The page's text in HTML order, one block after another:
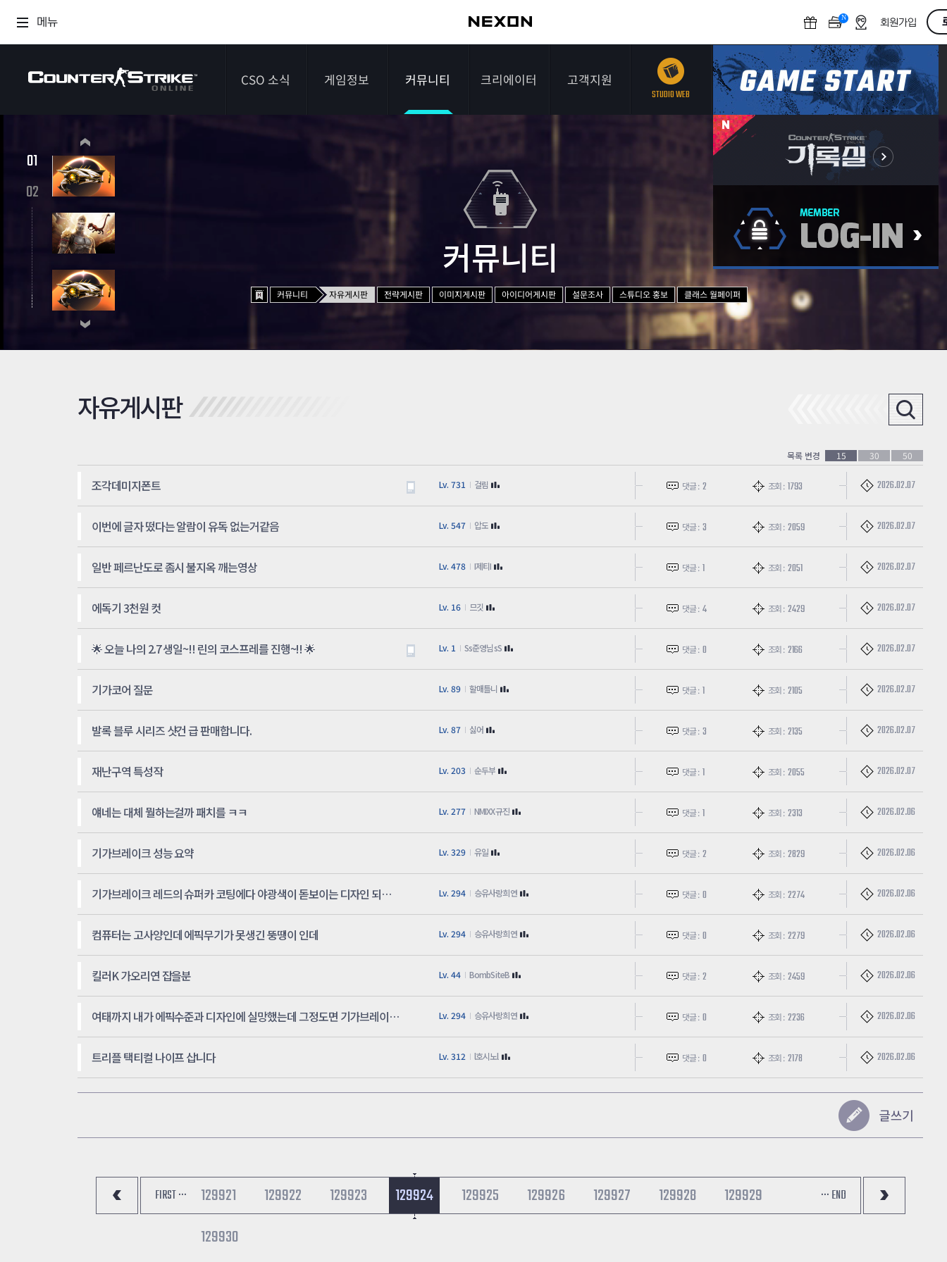
메뉴 N
F
회원가입
CSO 소식 게임정보
조작법
NEXON NOW
추가 정보
기록실
커뮤니티
설문조사
스튜디오 홍보
크리에이터
크리에이터 공지
고객지원
STUDIO WEB
01
02
커뮤니티
커뮤니티 자유게시판 전략게시판 이미지게시판 아이디어게시판 설문조사 스튜디오 홍보 클래스 월페이퍼
자유게시판
목록 변경 15 30 50
조각데미지폰트 Lv. 731 걸림 댓글 : 2 조회 : 1793 2026.02.07
이번에 글자 떴다는 알람이 유독 없는거같음 Lv. 547 압도 댓글 : 3 조회 : 2059 2026.02.07
일반 페르난도로 좀시 불지옥 깨는영상 Lv. 478 I제티I 댓글 : 1 조회 : 2051 2026.02.07
에독기 3천원 컷 Lv. 16 므깃 댓글 : 4 조회 : 2429 2026.02.07
🌟 오늘 나의 2.7 생일~!! 린의 코스프레를 진행~!! 🌟 Lv. 1 Ss준영님sS 댓글 : 0 조회 : 2166 2026.02.07
기가코어 질문 Lv. 89 할매틀니 댓글 : 1 조회 : 2105 2026.02.07
발록 블루 시리즈 샷건 급 판매합니다. Lv. 87 싫어 댓글 : 3 조회 : 2135 2026.02.07
재난구역 특성작 Lv. 203 순두부 댓글 : 1 조회 : 2055 2026.02.07
얘네는 대체 뭘하는걸까 패치를 ㅋㅋ Lv. 277 NMIXX규진 댓글 : 1 조회 : 2313 2026.02.06
기가브레이크 성능 요약 Lv. 329 유일 댓글 : 2 조회 : 2829 2026.02.06
기가브레이크 레드의 슈퍼카 코팅에다 야광색이 돋보이는 디자인 되면서 너희 에픽 디자인 Lv. 294 승유사랑희연 댓글 : 0 조회 : 2274 2026.02.06
컴퓨터는 고사양인데 에픽무기가 못생긴 뚱땡이 인데 Lv. 294 승유사랑희연 댓글 : 0 조회 : 2279 2026.02.06
킬러K 가오리연 잡을분 Lv. 44 BombSiteB 댓글 : 2 조회 : 2459 2026.02.06
여태까지 내가 에픽수준과 디자인에 실망했는데 그정도면 기가브레이크 좋은거임 용접사 천만원 Lv. 294 승유사랑희연 댓글 : 0 조회 : 2236 2026.02.06
트리플 택티컬 나이프 삽니다 Lv. 312 l호시노l 댓글 : 0 조회 : 2178 2026.02.06
FIRST ··· 129921 129922 129923 129924 129925 129926 129927 129928
129929
129930
··· END